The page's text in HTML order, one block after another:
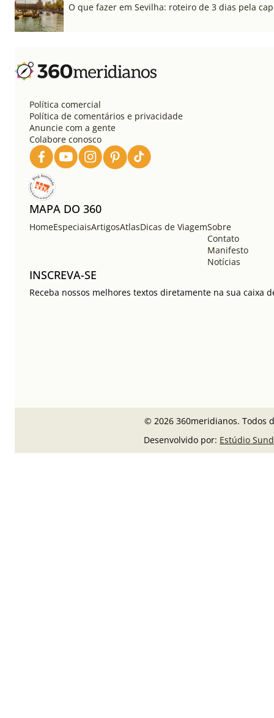
O que fazer em Sevilha: roteiro de 3 dias pela
Política comercial
Política de comentários e privacidade
Anuncie com a gente
Colabore conosco
MAPA DO 360
HomeEspeciaisArtigosAtlasDicas de ViagemSobre
Contato
Manifesto
Notícias
INSCREVA-SE
Receba nossos melhores textos diretamente na sua caixa
© 2026 360meridianos. Todos
Desenvolvido por: Estúdio